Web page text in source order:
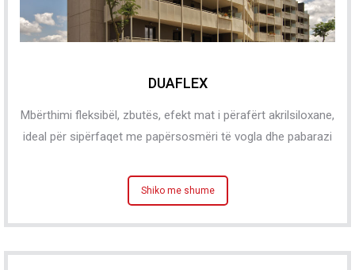
DUAFLEX
Mbërthimi fleksibël, zbutës, efekt mat i përafërt akrilsiloxane,
ideal për sipërfaqet me papërsosmëri të vogla dhe pabarazi
Shiko me shume